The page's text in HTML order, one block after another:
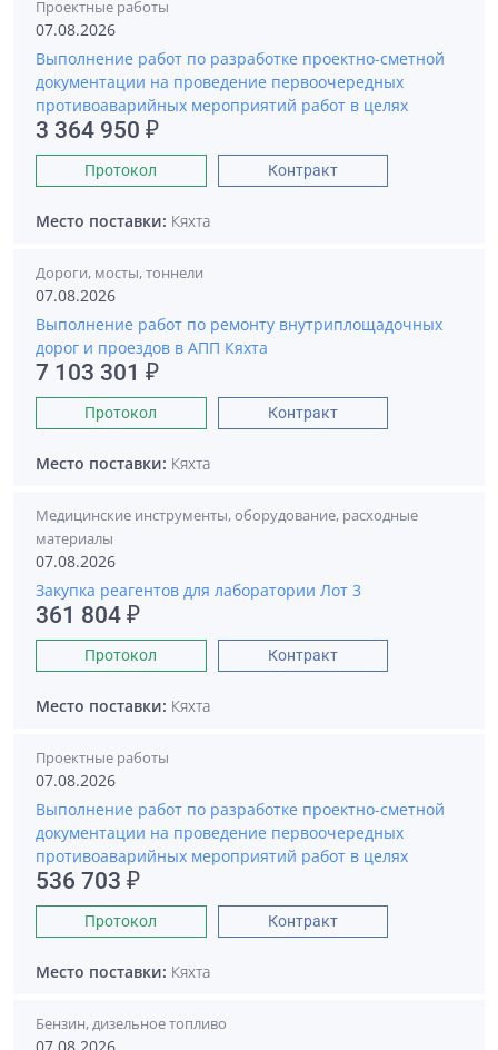
Проектные работы
07.08.2026
Выполнение работ по разработке проектно-сметной
документации на проведение первоочередных
противоаварийных мероприятий работ в целях
3 364 950 ₽
Протокол Контракт
Место поставки: Кяхта
Дороги, мосты, тоннели
07.08.2026
Выполнение работ по ремонту внутриплощадочных
дорог и проездов в АПП Кяхта
7 103 301 ₽
Протокол Контракт
Место поставки: Кяхта
Медицинские инструменты, оборудование, расходные
материалы
07.08.2026
Закупка реагентов для лаборатории Лот 3
361 804 ₽
Протокол Контракт
Место поставки: Кяхта
Проектные работы
07.08.2026
Выполнение работ по разработке проектно-сметной
документации на проведение первоочередных
противоаварийных мероприятий работ в целях
536 703 ₽
Протокол Контракт
Место поставки: Кяхта
Бензин, дизельное топливо